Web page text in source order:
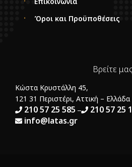
Όροι και Προϋποθέσεις
Βρείτε μας
Κώστα Κρυστάλλη 45,
121 31 Περιστέρι, Αττική – Ελλάδα
210 57 25 585 –
210 57 25
info@latas.gr